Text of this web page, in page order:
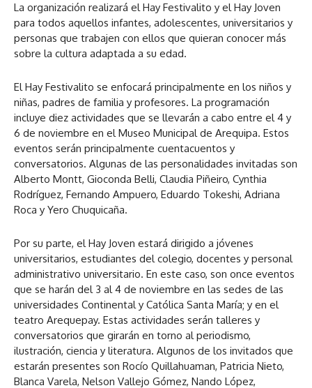
La organización realizará el Hay Festivalito y el Hay Joven
para todos aquellos infantes, adolescentes, universitarios y
personas que trabajen con ellos que quieran conocer más
sobre la cultura adaptada a su edad.
El Hay Festivalito se enfocará principalmente en los niños y
niñas, padres de familia y profesores. La programación
incluye diez actividades que se llevarán a cabo entre el 4 y
6 de noviembre en el Museo Municipal de Arequipa. Estos
eventos serán principalmente cuentacuentos y
conversatorios. Algunas de las personalidades invitadas son
Alberto Montt, Gioconda Belli, Claudia Piñeiro, Cynthia
Rodríguez, Fernando Ampuero, Eduardo Tokeshi, Adriana
Roca y Yero Chuquicaña.
Por su parte, el Hay Joven estará dirigido a jóvenes
universitarios, estudiantes del colegio, docentes y personal
administrativo universitario. En este caso, son once eventos
que se harán del 3 al 4 de noviembre en las sedes de las
universidades Continental y Católica Santa María; y en el
teatro Arequepay. Estas actividades serán talleres y
conversatorios que girarán en torno al periodismo,
ilustración, ciencia y literatura. Algunos de los invitados que
estarán presentes son Rocío Quillahuaman, Patricia Nieto,
Blanca Varela, Nelson Vallejo Gómez, Nando López,